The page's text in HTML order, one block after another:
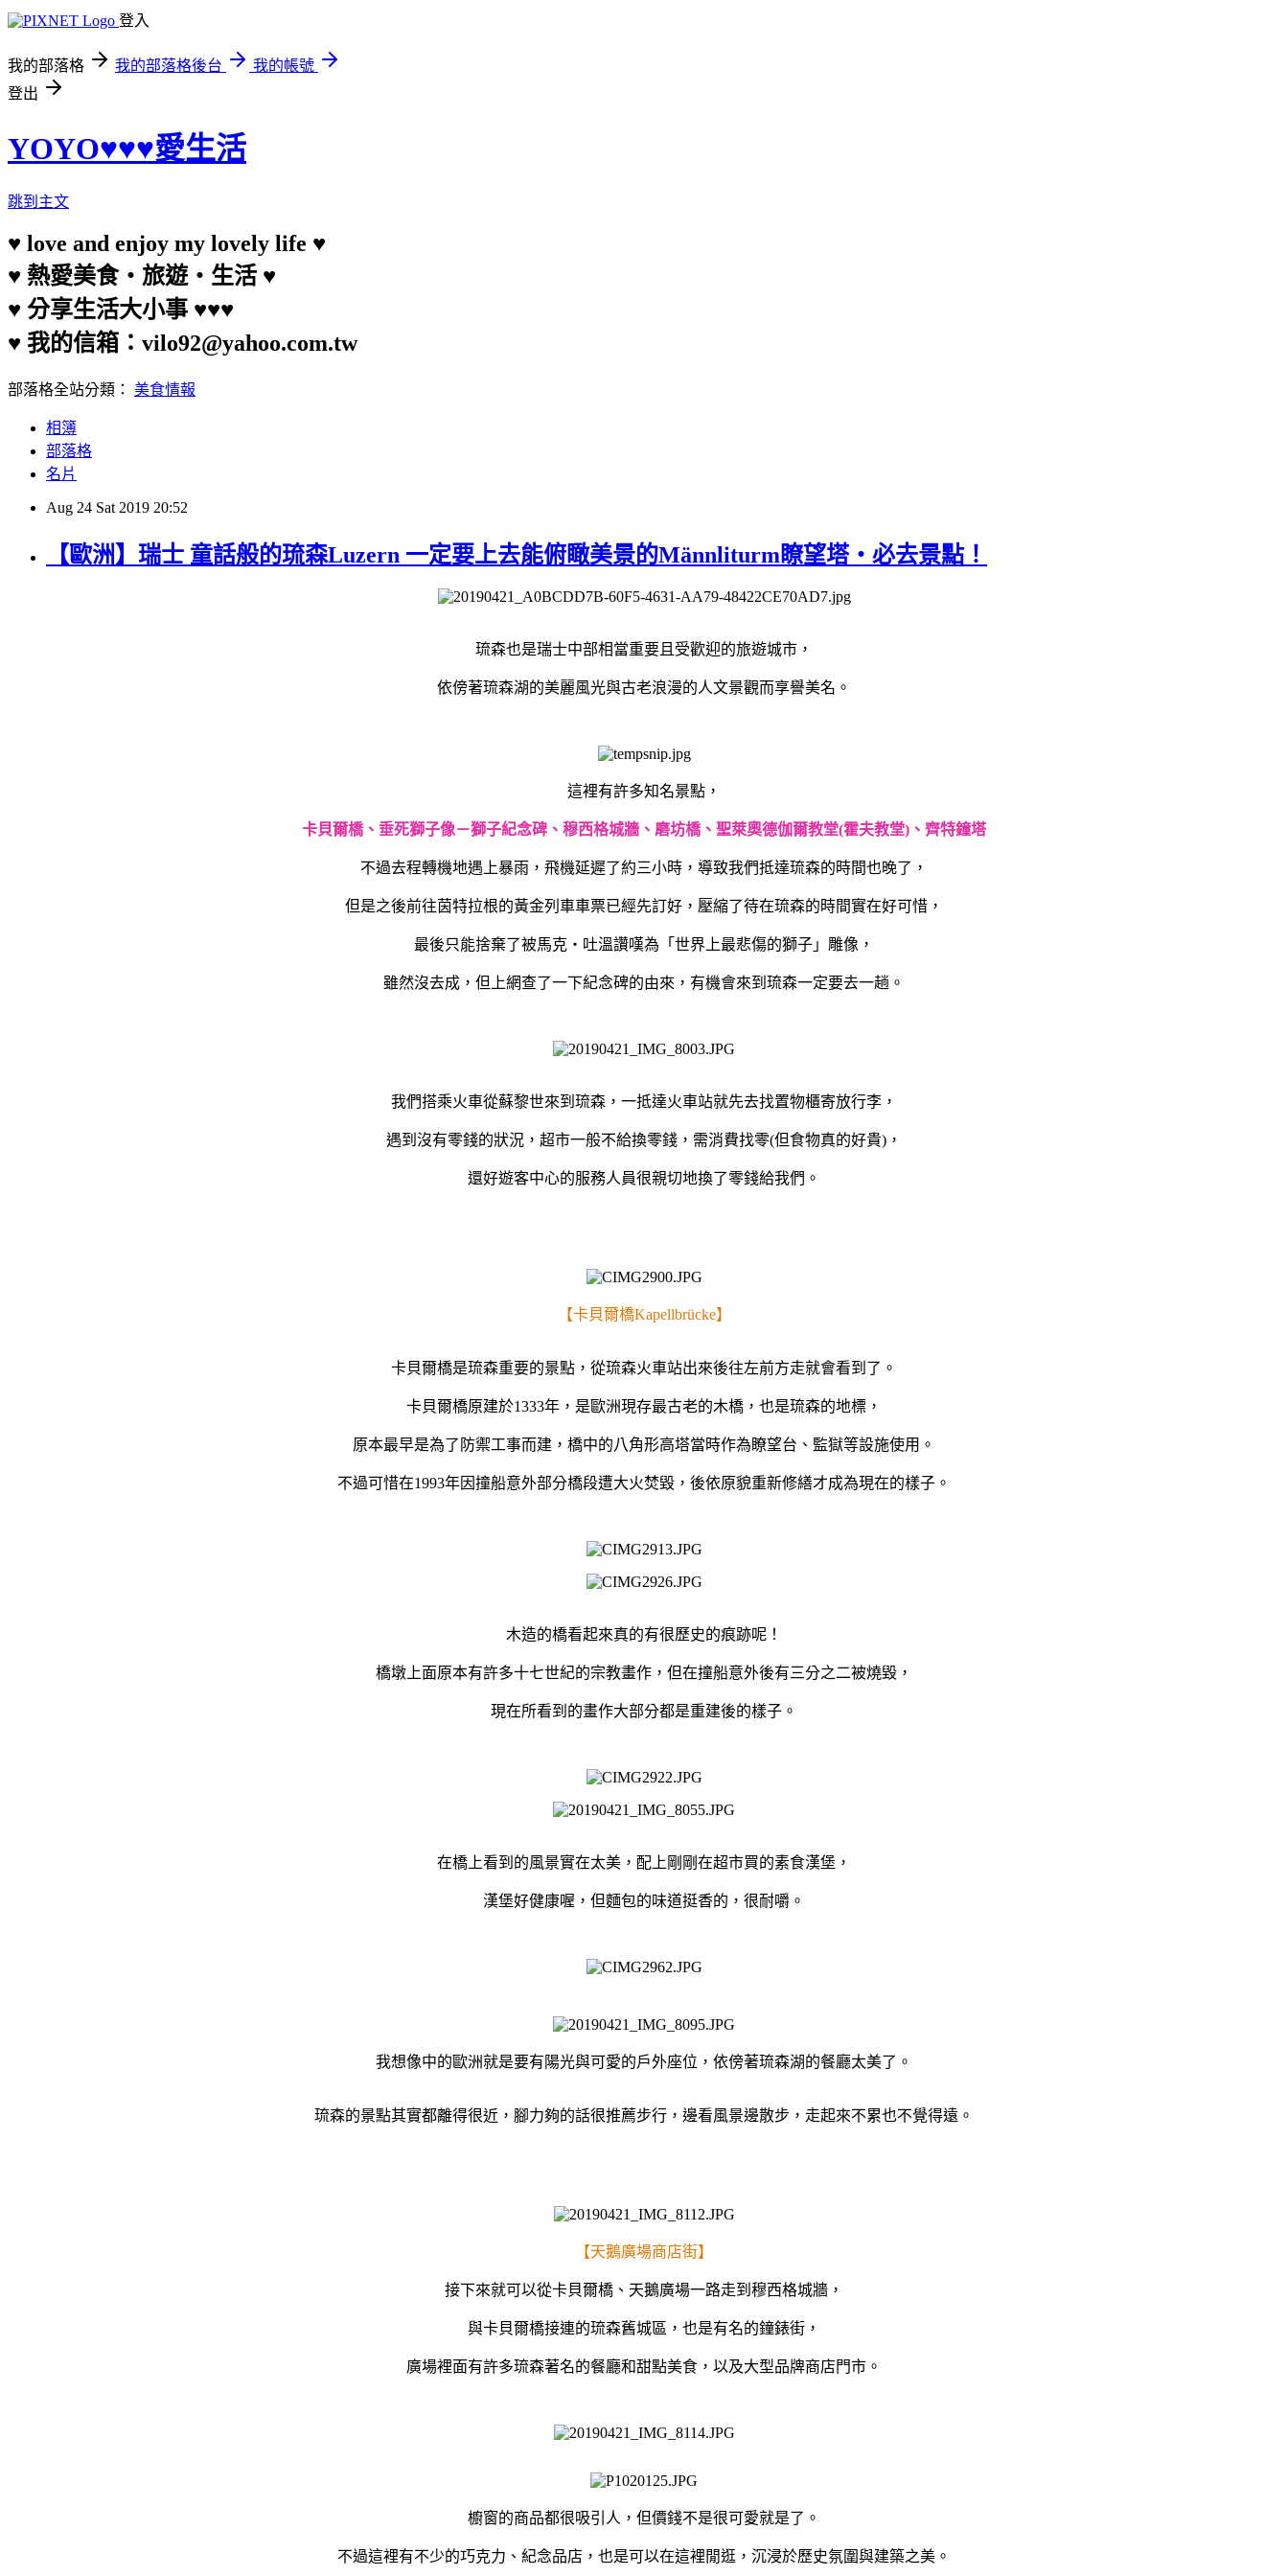
登入
我的部落格 我的部落格後台
我的帳號
登出
YOYO♥♥♥愛生活
跳到主文
♥ love and enjoy my lovely life ♥
♥ 熱愛美食‧旅遊‧生活 ♥
♥ 分享生活大小事 ♥♥♥
♥ 我的信箱：vilo92@yahoo.com.tw
部落格全站分類： 美食情報
相簿
部落格
名片
Aug 24 Sat 2019 20:52
【歐洲】瑞士 童話般的琉森Luzern 一定要上去能俯瞰美景的Männliturm瞭望塔‧必去景點！
琉森也是瑞士中部相當重要且受歡迎的旅遊城市，
依傍著琉森湖的美麗風光與古老浪漫的人文景觀而享譽美名。
這裡有許多知名景點，
卡貝爾橋、垂死獅子像－獅子紀念碑、穆西格城牆、磨坊橋、聖萊奧德伽爾教堂(霍夫教堂)、齊特鐘塔
不過去程轉機地遇上暴雨，飛機延遲了約三小時，導致我們抵達琉森的時間也晚了，
但是之後前往茵特拉根的黃金列車車票已經先訂好，壓縮了待在琉森的時間實在好可惜，
最後只能捨棄了被馬克‧吐溫讚嘆為「世界上最悲傷的獅子」雕像，
雖然沒去成，但上網查了一下紀念碑的由來，有機會來到琉森一定要去一趟。
我們搭乘火車從蘇黎世來到琉森，一抵達火車站就先去找置物櫃寄放行李，
遇到沒有零錢的狀況，超市一般不給換零錢，需消費找零(但食物真的好貴)，
還好遊客中心的服務人員很親切地換了零錢給我們。
【卡貝爾橋Kapellbrücke】
卡貝爾橋是琉森重要的景點，從琉森火車站出來後往左前方走就會看到了。
卡貝爾橋原建於1333年，是歐洲現存最古老的木橋，也是琉森的地標，
原本最早是為了防禦工事而建，橋中的八角形高塔當時作為瞭望台、監獄等設施使用。
不過可惜在1993年因撞船意外部分橋段遭大火焚毀，後依原貌重新修繕才成為現在的樣子。
木造的橋看起來真的有很歷史的痕跡呢！
橋墩上面原本有許多十七世紀的宗教畫作，但在撞船意外後有三分之二被燒毀，
現在所看到的畫作大部分都是重建後的樣子。
在橋上看到的風景實在太美，配上剛剛在超市買的素食漢堡，
漢堡好健康喔，但麵包的味道挺香的，很耐嚼。
我想像中的歐洲就是要有陽光與可愛的戶外座位，依傍著琉森湖的餐廳太美了。
琉森的景點其實都離得很近，腳力夠的話很推薦步行，邊看風景邊散步，走起來不累也不覺得遠。
【天鵝廣場商店街】
接下來就可以從卡貝爾橋、天鵝廣場一路走到穆西格城牆，
與卡貝爾橋接連的琉森舊城區，也是有名的鐘錶街，
廣場裡面有許多琉森著名的餐廳和甜點美食，以及大型品牌商店門市。
櫥窗的商品都很吸引人，但價錢不是很可愛就是了。
不過這裡有不少的巧克力、紀念品店，也是可以在這裡閒逛，沉浸於歷史氛圍與建築之美。